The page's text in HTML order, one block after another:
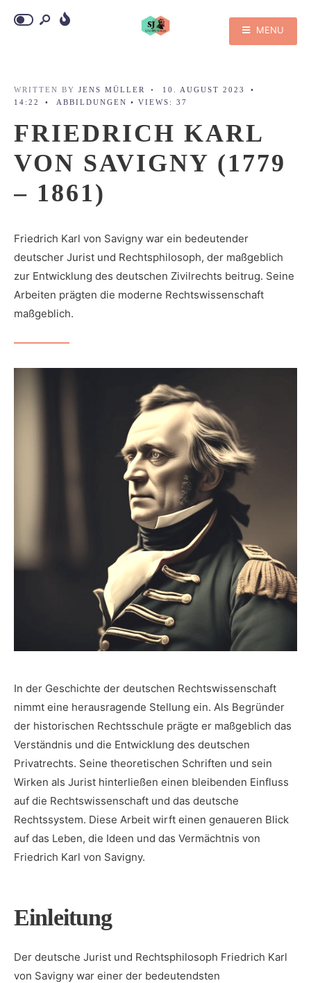
MENU
WRITTEN BY JENS MÜLLER • 10. AUGUST 2023
•
14:22
• ABBILDUNGEN • VIEWS: 37
FRIEDRICH KARL
VON SAVIGNY (1779
– 1861)
Friedrich Karl von Savigny war ein bedeutender
deutscher Jurist und Rechtsphilosoph, der maßgeblich
zur Entwicklung des deutschen Zivilrechts beitrug. Seine
Arbeiten prägten die moderne Rechtswissenschaft
maßgeblich.
In der Geschichte⁢ der deutschen ⁤Rechtswissenschaft
nimmt eine herausragende Stellung ein. Als Begründer
der historischen Rechtsschule prägte er maßgeblich das
Verständnis und die Entwicklung des deutschen
Privatrechts. Seine ‌theoretischen Schriften ‍und sein
‌Wirken ⁣als ‍Jurist hinterließen einen ​bleibenden Einfluss
auf die Rechtswissenschaft und das deutsche
Rechtssystem. Diese Arbeit wirft einen genaueren Blick
auf das Leben, ⁣die Ideen und das Vermächtnis von
Friedrich Karl von Savigny.
Einleitung
Der deutsche Jurist und Rechtsphilosoph Friedrich Karl‍
von Savigny war einer der bedeutendsten